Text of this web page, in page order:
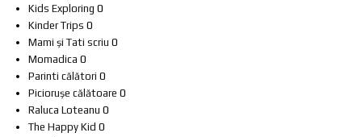
Kids Exploring 0
Kinder Trips 0
Mami și Tati scriu 0
Momadica 0
Parinti călători 0
Piciorușe călătoare 0
Raluca Loteanu 0
The Happy Kid 0